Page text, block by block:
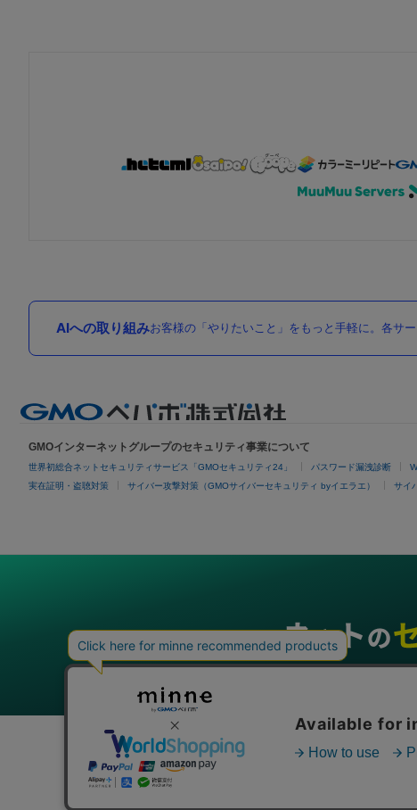
AIへの取り組みお客様の「やりたいこと」をもっと手軽に。各サ
GMOインターネットグループのセキュリティ事業について
世界初総合ネットセキュリティサービス「GMOセキュリティ24」 パスワード漏洩診断
実在証明・盗聴対策 サイバー攻撃対策（GMOサイバーセキュリティ byイエラエ） サイ
グループサービス
インターネットサービス